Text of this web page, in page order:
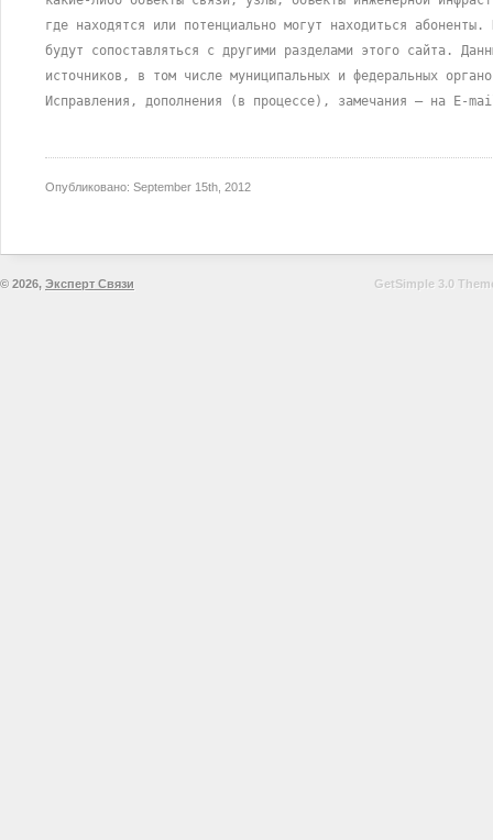
где находятся или потенциально могут находиться
будут сопоставляться с другими разделами этого сайта.
источников, в том числе муниципальных и федеральных
Исправления, дополнения (в процессе), замечания – на
Опубликовано: September 15th, 2012
© 2026, Эксперт Связи GetSimple 3.0